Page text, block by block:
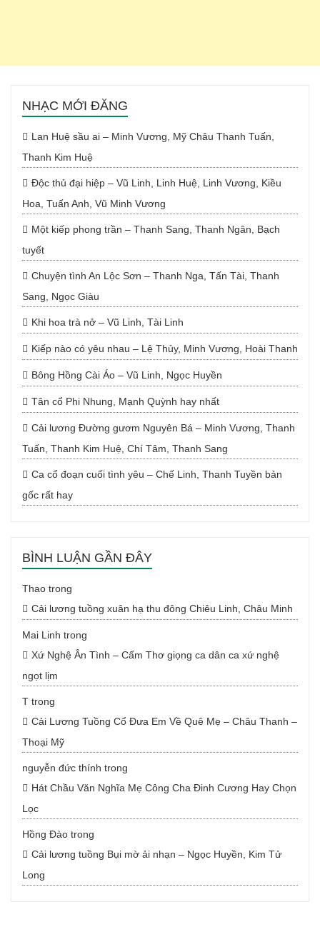
NHẠC MỚI ĐĂNG
Lan Huệ sầu ai – Minh Vương, Mỹ Châu Thanh Tuấn,
Thanh Kim Huệ
Độc thủ đại hiệp – Vũ Linh, Linh Huệ, Linh Vương, Kiều
Hoa, Tuấn Anh, Vũ Minh Vương
Một kiếp phong trần – Thanh Sang, Thanh Ngân, Bạch
tuyết
Chuyện tình An Lộc Sơn – Thanh Nga, Tấn Tài, Thanh
Sang, Ngọc Giàu
Khi hoa trà nở – Vũ Linh, Tài Linh
Kiếp nào có yêu nhau – Lệ Thủy, Minh Vương, Hoài Thanh
Bông Hồng Cài Áo – Vũ Linh, Ngọc Huyền
Tân cổ Phi Nhung, Mạnh Quỳnh hay nhất
Cải lương Đường gươm Nguyên Bá – Minh Vương, Thanh
Tuấn, Thanh Kim Huệ, Chí Tâm, Thanh Sang
Ca cổ đoạn cuối tình yêu – Chế Linh, Thanh Tuyền bản
gốc rất hay
BÌNH LUẬN GẦN ĐÂY
Thao trong
Cải lương tuồng xuân hạ thu đông Chiêu Linh, Châu Minh
Mai Linh trong
Xứ Nghệ Ân Tình – Cẩm Thơ giọng ca dân ca xứ nghệ
ngọt lịm
T trong
Cải Lương Tuồng Cổ Đưa Em Về Quê Mẹ – Châu Thanh –
Thoại Mỹ
nguyễn đức thính trong
Hát Chầu Văn Nghĩa Mẹ Công Cha Đinh Cương Hay Chọn
Lọc
Hồng Đào trong
Cải lương tuồng Bụi mờ ải nhạn – Ngọc Huyền, Kim Tử
Long